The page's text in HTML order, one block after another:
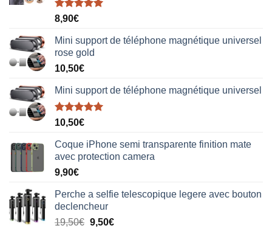
Note5.00
8,90€
Mini support de téléphone magnétique universel
rose gold
10,50€
Mini support de téléphone magnétique universel
Note5.00
10,50€
Coque iPhone semi transparente finition mate
avec protection camera
9,90€
Perche a selfie telescopique legere avec bouton
declencheur
19,50€ 9,50€